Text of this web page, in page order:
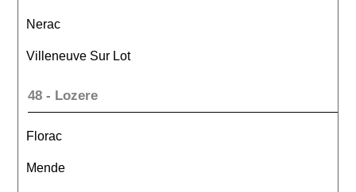
Nerac
Villeneuve Sur Lot
48 - Lozere
Florac
Mende